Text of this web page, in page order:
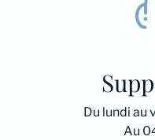
Du lundi au
Au